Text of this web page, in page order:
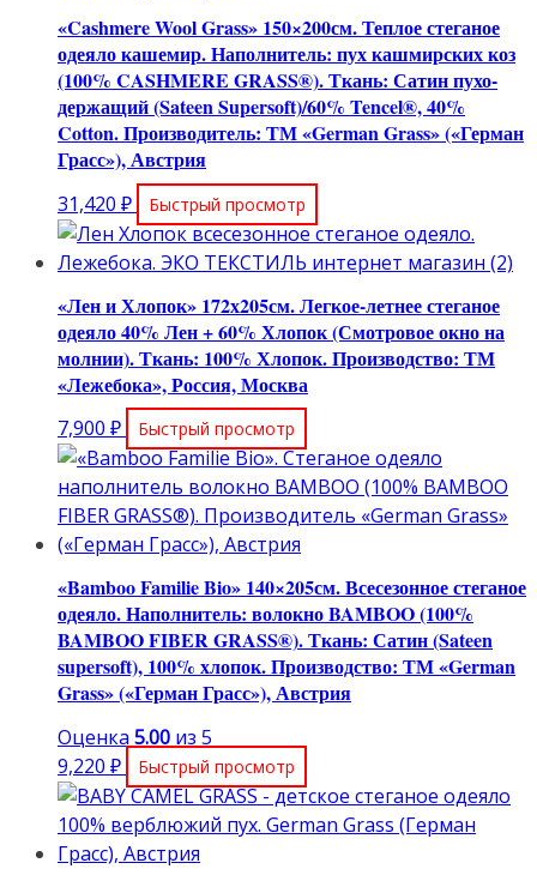
«Cashmere Wool Grass» 150×200см. Теплое стеганое
одеяло кашемир. Наполнитель: пух кашмирских коз
(100% CASHMERE GRASS®). Ткань: Сатин пухо-
держащий (Sateen Supersoft)/60% Tencel®, 40%
Cotton. Производитель: ТМ «German Grass» («Герман
Грасс»), Австрия
31,420 ₽ Быстрый просмотр
«Лен и Хлопок» 172х205см. Легкое-летнее стеганое
одеяло 40% Лен + 60% Хлопок (Смотровое окно на
молнии). Ткань: 100% Хлопок. Производство: ТМ
«Лежебока», Россия, Москва
7,900 ₽ Быстрый просмотр
«Bamboo Familie Bio» 140×205см. Всесезонное стеганое
одеяло. Наполнитель: волокно BAMBOO (100%
BAMBOO FIBER GRASS®). Ткань: Сатин (Sateen
supersoft), 100% хлопок. Производство: ТМ «German
Grass» («Герман Грасс»), Австрия
Оценка 5.00 из 5
9,220 ₽ Быстрый просмотр